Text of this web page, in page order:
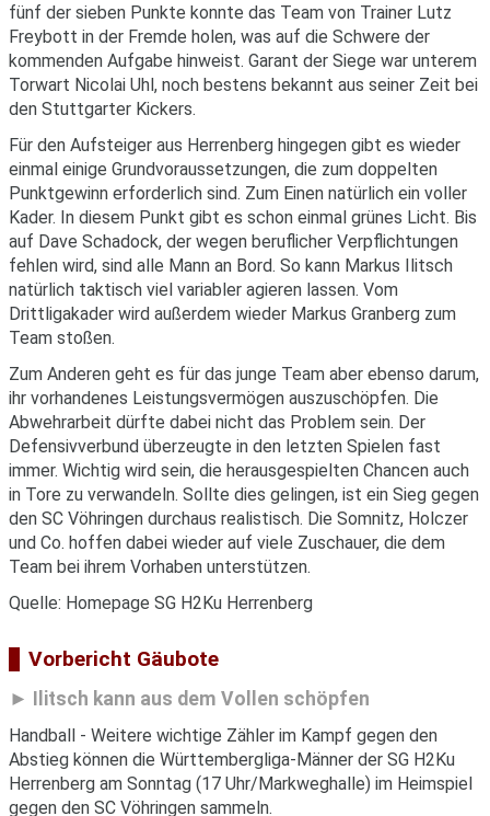
fünf der sieben Punkte konnte das Team von Trainer Lutz
Freybott in der Fremde holen, was auf die Schwere der
kommenden Aufgabe hinweist. Garant der Siege war unterem
Torwart Nicolai Uhl, noch bestens bekannt aus seiner Zeit bei
den Stuttgarter Kickers.
Für den Aufsteiger aus Herrenberg hingegen gibt es wieder
einmal einige Grundvoraussetzungen, die zum doppelten
Punktgewinn erforderlich sind. Zum Einen natürlich ein voller
Kader. In diesem Punkt gibt es schon einmal grünes Licht. Bis
auf Dave Schadock, der wegen beruflicher Verpflichtungen
fehlen wird, sind alle Mann an Bord. So kann Markus Ilitsch
natürlich taktisch viel variabler agieren lassen. Vom
Drittligakader wird außerdem wieder Markus Granberg zum
Team stoßen.
Zum Anderen geht es für das junge Team aber ebenso darum,
ihr vorhandenes Leistungsvermögen auszuschöpfen. Die
Abwehrarbeit dürfte dabei nicht das Problem sein. Der
Defensivverbund überzeugte in den letzten Spielen fast
immer. Wichtig wird sein, die herausgespielten Chancen auch
in Tore zu verwandeln. Sollte dies gelingen, ist ein Sieg gegen
den SC Vöhringen durchaus realistisch. Die Somnitz, Holczer
und Co. hoffen dabei wieder auf viele Zuschauer, die dem
Team bei ihrem Vorhaben unterstützen.
Quelle: Homepage SG H2Ku Herrenberg
Vorbericht Gäubote
Ilitsch kann aus dem Vollen schöpfen
Handball - Weitere wichtige Zähler im Kampf gegen den
Abstieg können die Württembergliga-Männer der SG H2Ku
Herrenberg am Sonntag (17 Uhr/Markweghalle) im Heimspiel
gegen den SC Vöhringen sammeln.